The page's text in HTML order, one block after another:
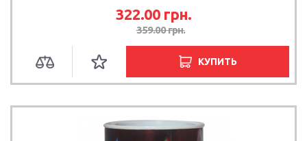
322.00 грн.
359.00 грн.
КУПИТЬ